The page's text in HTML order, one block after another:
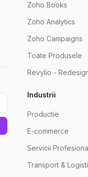
Zoho Books
Zoho Analytics
Zoho Campaigns
Toate Produsele
Revylio -
Industrii
Productie
E-commerce
Servicii
Transport &